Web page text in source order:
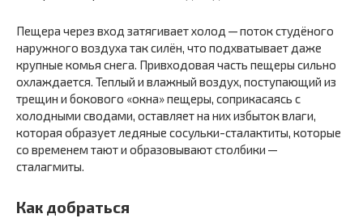
Пещера через вход затягивает холод — поток студёного
наружного воздуха так силён, что подхватывает даже
крупные комья снега. Привходовая часть пещеры сильно
охлаждается. Теплый и влажный воздух, поступающий из
трещин и бокового «окна» пещеры, соприкасаясь с
холодными сводами, оставляет на них избыток влаги,
которая образует ледяные сосульки-сталактиты, которые
со временем тают и образовывают столбики —
сталагмиты.
Как добраться